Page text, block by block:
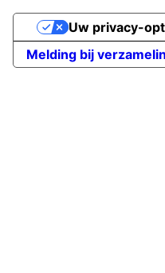
Melding bij
Uw privacy-